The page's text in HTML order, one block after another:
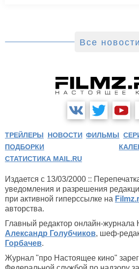
Все новости
ТРЕЙЛЕРЫ НОВОСТИ ФИЛЬМЫ
ПОДБОРКИ
СТАТИСТИКА MAIL.RU
Издается с 13/03/2000 ::
уведомления и разрешения
при активной гиперссылке на
авторства.
Главный редактор онлайн-
Александр Голубчиков, шеф-
Горбачев.
Журнал "про Настоящее кино"